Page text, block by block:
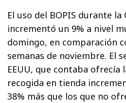
El uso del BOPIS durante la
incrementó un 9% a nivel
domingo, en comparación
semanas de noviembre. El
EEUU, que contaba ofrecía
recogida en tienda
38% más que los que no